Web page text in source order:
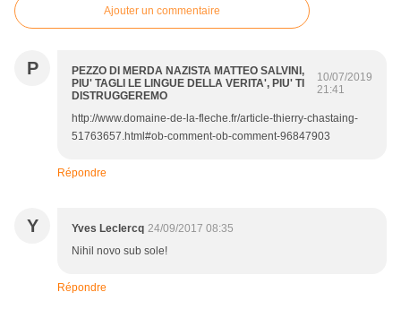
Ajouter un commentaire
P
PEZZO DI MERDA NAZISTA MATTEO SALVINI,
PIU' TAGLI LE LINGUE DELLA VERITA', PIU' TI
DISTRUGGEREMO
10/07/2019
21:41
http://www.domaine-de-la-fleche.fr/article-thierry-chastaing-
51763657.html#ob-comment-ob-comment-96847903
Répondre
Y Yves Leclercq 24/09/2017 08:35
Nihil novo sub sole!
Répondre